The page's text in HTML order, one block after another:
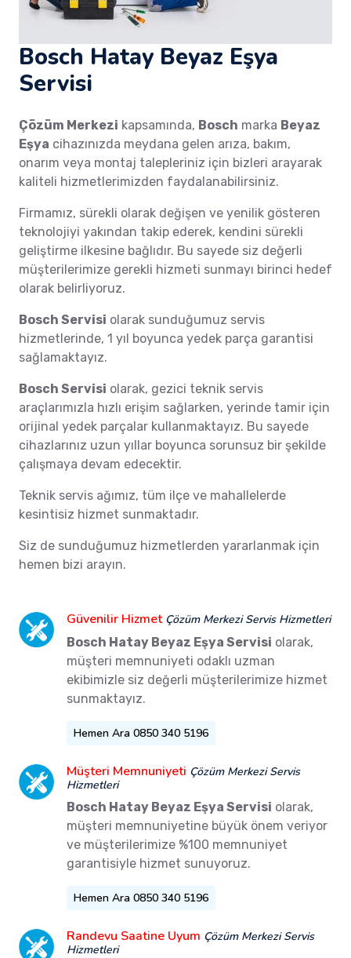
Bosch Hatay Beyaz Eşya
Servisi
Çözüm Merkezi kapsamında, Bosch marka Beyaz
Eşya cihazınızda meydana gelen arıza, bakım,
onarım veya montaj talepleriniz için bizleri arayarak
kaliteli hizmetlerimizden faydalanabilirsiniz.
Firmamız, sürekli olarak değişen ve yenilik gösteren
teknolojiyi yakından takip ederek, kendini sürekli
geliştirme ilkesine bağlıdır. Bu sayede siz değerli
müşterilerimize gerekli hizmeti sunmayı birinci hedef
olarak belirliyoruz.
Bosch Servisi olarak sunduğumuz servis
hizmetlerinde, 1 yıl boyunca yedek parça garantisi
sağlamaktayız.
Bosch Servisi olarak, gezici teknik servis
araçlarımızla hızlı erişim sağlarken, yerinde tamir için
orijinal yedek parçalar kullanmaktayız. Bu sayede
cihazlarınız uzun yıllar boyunca sorunsuz bir şekilde
çalışmaya devam edecektir.
Teknik servis ağımız, tüm ilçe ve mahallelerde
kesintisiz hizmet sunmaktadır.
Siz de sunduğumuz hizmetlerden yararlanmak için
hemen bizi arayın.
Güvenilir Hizmet Çözüm Merkezi Servis Hizmetleri
Bosch Hatay Beyaz Eşya Servisi olarak,
müşteri memnuniyeti odaklı uzman
ekibimizle siz değerli müşterilerimize hizmet
sunmaktayız.
Hemen Ara 0850 340 5196
Müşteri Memnuniyeti Çözüm Merkezi Servis
Hizmetleri
Bosch Hatay Beyaz Eşya Servisi olarak,
müşteri memnuniyetine büyük önem veriyor
ve müşterilerimize %100 memnuniyet
garantisiyle hizmet sunuyoruz.
Hemen Ara 0850 340 5196
Randevu Saatine Uyum Çözüm Merkezi Servis
Hizmetleri